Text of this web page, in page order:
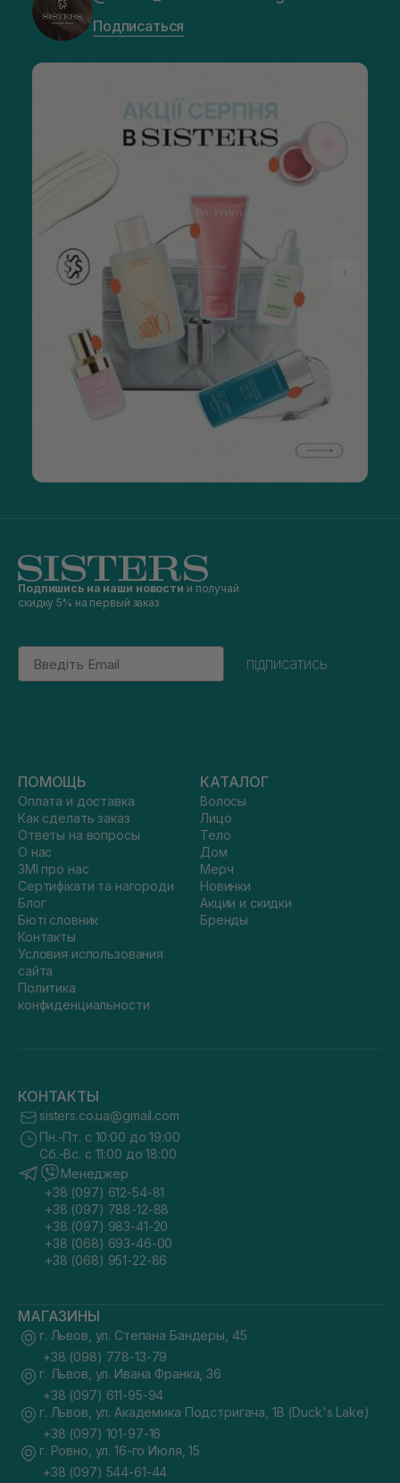
Подписаться
Подпишись на наши новости и получай
скидку 5% на первый заказ
Email
підписатись
ПОМОЩЬ
Оплата и доставка
Как сделать заказ
Ответы на вопросы
О нас
ЗМІ про нас
Сертифікати та нагороди
Блог
Бюті словник
Контакты
Условия использования
сайта
Политика
конфиденциальности
КАТАЛОГ
Волосы
Лицо
Тело
Дом
Мерч
Новинки
Акции и скидки
Бренды
КОНТАКТЫ
sisters.co.ua@gmail.com
Пн.-Пт. с 10:00 до 19:00
Сб.-Вс. с 11:00 до 18:00
Менеджер
+38 (097) 612-54-81
+38 (097) 788-12-88
+38 (097) 983-41-20
+38 (068) 693-46-00
+38 (068) 951-22-86
МАГАЗИНЫ
г. Львов, ул. Степана Бандеры, 45
+38 (098) 778-13-79
г. Львов, ул. Ивана Франка, 36
+38 (097) 611-95-94
г. Львов, ул. Академика Подстригача, 1В (Duck's Lake)
+38 (097) 101-97-16
г. Ровно, ул. 16-го Июля, 15
+38 (097) 544-61-44